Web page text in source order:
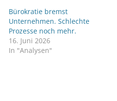
Bürokratie bremst
Unternehmen. Schlechte
Prozesse noch mehr.
16. Juni 2026
In "Analysen"